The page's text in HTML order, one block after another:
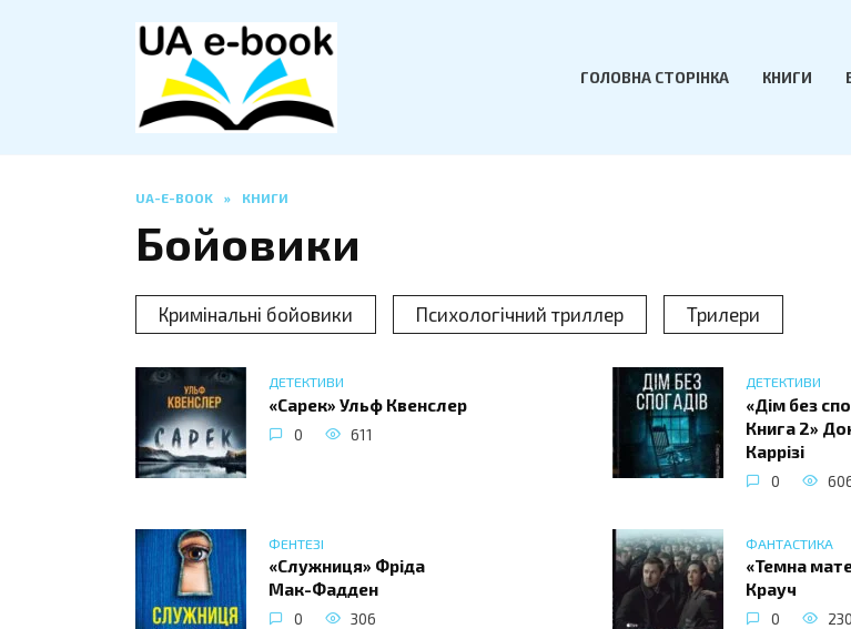
ГОЛОВНА СТОРІНКА КНИГИ
UA-E-BOOK » КНИГИ
Бойовики
Кримінальні бойовики Психологічний триллер Трилери
ДЕТЕКТИВИ
«Сарек» Ульф Квенслер
0 611
ДЕТЕКТИВИ
«Дім без
Книга 2»
Каррізі
0
ФЕНТЕЗІ
«Служниця» Фріда
Мак-Фадден
0 306
ФАНТАСТИКА
«Темна
Крауч
0 230